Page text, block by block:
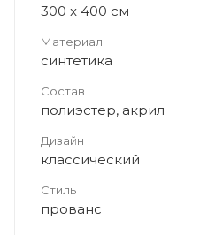
300 x 400 см
Материал
синтетика
Состав
полиэстер, акрил
Дизайн
классический
Стиль
прованс